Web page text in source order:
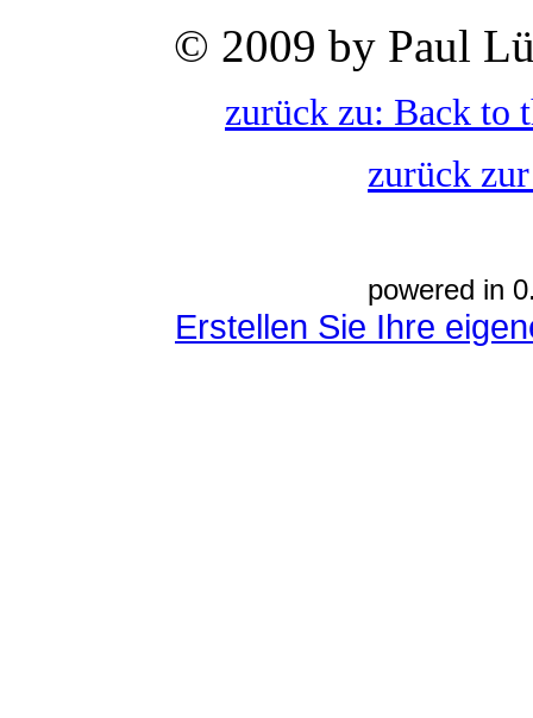
© 2009 by Paul
zurück zu: Back to
zurück
powered in
Erstellen Sie Ihre